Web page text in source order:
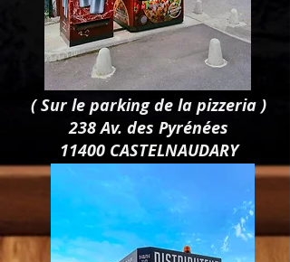
( Sur le parking de la pizzeria )
238 Av. des Pyrénées
11400 CASTELNAUDARY